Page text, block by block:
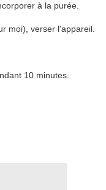
à la purée.
moi), verser l'appareil.
10 minutes.